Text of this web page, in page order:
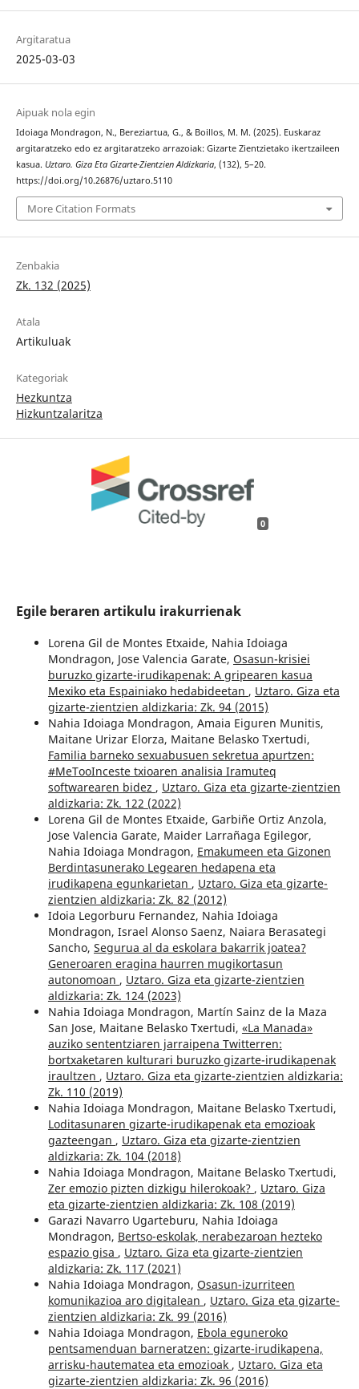
Argitaratua
2025-03-03
Aipuak nola egin
Idoiaga Mondragon, N., Bereziartua, G., & Boillos, M. M. (2025). Euskaraz
argitaratzeko edo ez argitaratzeko arrazoiak: Gizarte Zientzietako ikertzaileen
kasua. Uztaro. Giza Eta Gizarte-Zientzien Aldizkaria, (132), 5–20.
https://doi.org/10.26876/uztaro.5110
More Citation Formats
Zenbakia
Zk. 132 (2025)
Atala
Artikuluak
Kategoriak
Hezkuntza
Hizkuntzalaritza
0
Egile beraren artikulu irakurrienak
Lorena Gil de Montes Etxaide, Nahia Idoiaga
Mondragon, Jose Valencia Garate, Osasun-krisiei
buruzko gizarte-irudikapenak: A gripearen kasua
Mexiko eta Espainiako hedabideetan , Uztaro. Giza eta
gizarte-zientzien aldizkaria: Zk. 94 (2015)
Nahia Idoiaga Mondragon, Amaia Eiguren Munitis,
Maitane Urizar Elorza, Maitane Belasko Txertudi,
Familia barneko sexuabusuen sekretua apurtzen:
#MeTooInceste txioaren analisia Iramuteq
softwarearen bidez , Uztaro. Giza eta gizarte-zientzien
aldizkaria: Zk. 122 (2022)
Lorena Gil de Montes Etxaide, Garbiñe Ortiz Anzola,
Jose Valencia Garate, Maider Larrañaga Egilegor,
Nahia Idoiaga Mondragon, Emakumeen eta Gizonen
Berdintasunerako Legearen hedapena eta
irudikapena egunkarietan , Uztaro. Giza eta gizarte-
zientzien aldizkaria: Zk. 82 (2012)
Idoia Legorburu Fernandez, Nahia Idoiaga
Mondragon, Israel Alonso Saenz, Naiara Berasategi
Sancho, Segurua al da eskolara bakarrik joatea?
Generoaren eragina haurren mugikortasun
autonomoan , Uztaro. Giza eta gizarte-zientzien
aldizkaria: Zk. 124 (2023)
Nahia Idoiaga Mondragon, Martín Sainz de la Maza
San Jose, Maitane Belasko Txertudi, «La Manada»
auziko sententziaren jarraipena Twitterren:
bortxaketaren kulturari buruzko gizarte-irudikapenak
iraultzen , Uztaro. Giza eta gizarte-zientzien aldizkaria:
Zk. 110 (2019)
Nahia Idoiaga Mondragon, Maitane Belasko Txertudi,
Loditasunaren gizarte-irudikapenak eta emozioak
gazteengan , Uztaro. Giza eta gizarte-zientzien
aldizkaria: Zk. 104 (2018)
Nahia Idoiaga Mondragon, Maitane Belasko Txertudi,
Zer emozio pizten dizkigu hilerokoak? , Uztaro. Giza
eta gizarte-zientzien aldizkaria: Zk. 108 (2019)
Garazi Navarro Ugarteburu, Nahia Idoiaga
Mondragon, Bertso-eskolak, nerabezaroan hezteko
espazio gisa , Uztaro. Giza eta gizarte-zientzien
aldizkaria: Zk. 117 (2021)
Nahia Idoiaga Mondragon, Osasun-izurriteen
komunikazioa aro digitalean , Uztaro. Giza eta gizarte-
zientzien aldizkaria: Zk. 99 (2016)
Nahia Idoiaga Mondragon, Ebola eguneroko
pentsamenduan barneratzen: gizarte-irudikapena,
arrisku-hautematea eta emozioak , Uztaro. Giza eta
gizarte-zientzien aldizkaria: Zk. 96 (2016)